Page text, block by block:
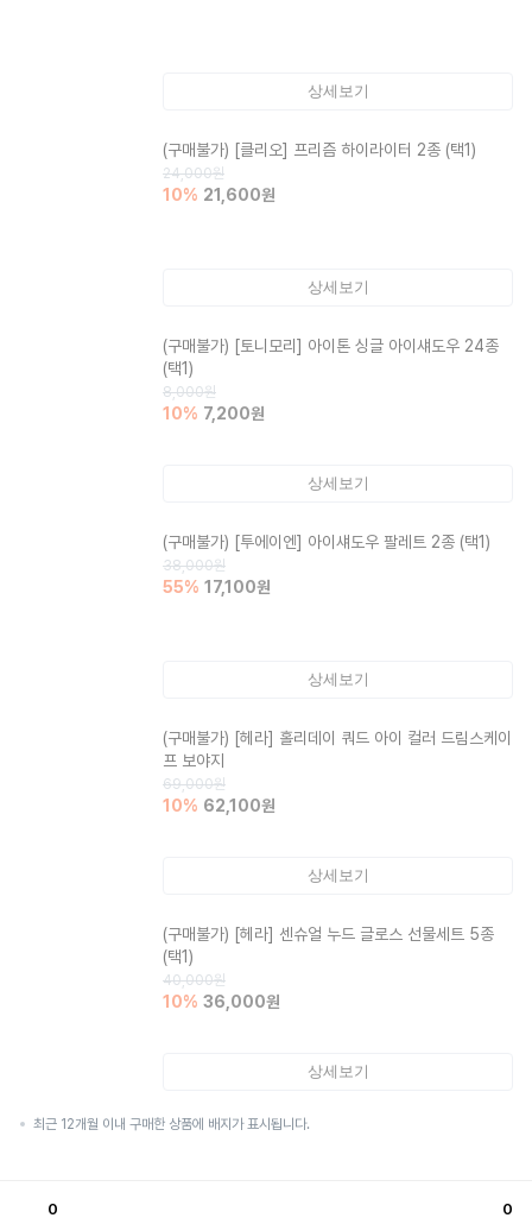
상세보기
(구매불가) [클리오] 프리즘 하이라이터 2종 (택1)
24,000원
10% 21,600원
상세보기
(구매불가) [토니모리] 아이톤 싱글 아이섀도우 24종
(택1)
8,000원
10% 7,200원
상세보기
(구매불가) [투에이엔] 아이섀도우 팔레트 2종 (택1)
38,000원
55% 17,100원
상세보기
(구매불가) [헤라] 홀리데이 쿼드 아이 컬러 드림스케이
프 보야지
69,000원
10% 62,100원
상세보기
(구매불가) [헤라] 센슈얼 누드 글로스 선물세트 5종
(택1)
40,000원
10% 36,000원
상세보기
최근 12개월 이내 구매한 상품에 배지가 표시됩니다.
0 0